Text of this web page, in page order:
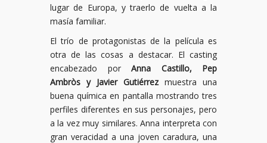
lugar de Europa, y traerlo de vuelta a la
masía familiar.
El trío de protagonistas de la película es
otra de las cosas a destacar. El casting
encabezado por Anna Castillo, Pep
Ambròs y Javier Gutiérrezmuestra una
buena química en pantalla mostrando tres
perfiles diferentes en sus personajes, pero
a la vez muy similares. Anna interpreta con
gran veracidad a una joven caradura, una